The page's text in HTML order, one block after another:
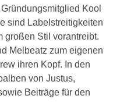
Kool
sind Labelstreitigkeiten
großen Stil vorantreibt.
Melbeatz zum eigenen
ihren Kopf. In den
von Justus,
Beiträge für den